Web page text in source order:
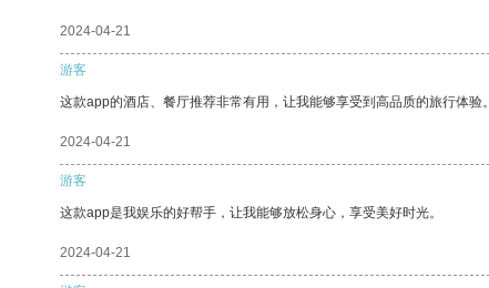
2024-04-21
游客
这款app的酒店、餐厅推荐非常有用，让我能够享受到高品质的旅行体验。
2024-04-21
游客
这款app是我娱乐的好帮手，让我能够放松身心，享受美好时光。
2024-04-21